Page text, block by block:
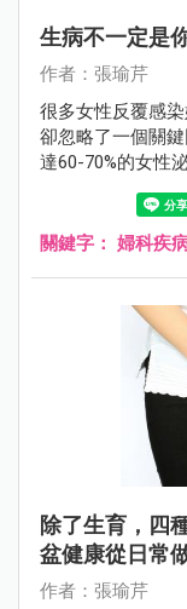
生病不一定是
作者：張瑜芹
很多女性反覆感
卻忽略了一個關
達60-70%的女性
帶來的細菌、病
關鍵字： 婦科疾
除了生育，四
盆健康從日常
作者：張瑜芹